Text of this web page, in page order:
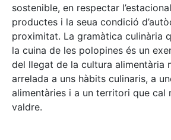
sostenible, en respectar
productes i la seua condició
proximitat. La gramàtica culinària
la cuina de les polopines és un
del llegat de la cultura alimentària
arrelada a uns hàbits culinaris, a
alimentàries i a un territori que cal
valdre.